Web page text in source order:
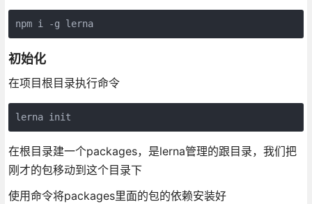
npm i -g lerna
初始化
在项目根目录执行命令
在根目录建一个packages，是lerna管理的跟目录，我们把
刚才的包移动到这个目录下
使用命令将packages里面的包的依赖安装好